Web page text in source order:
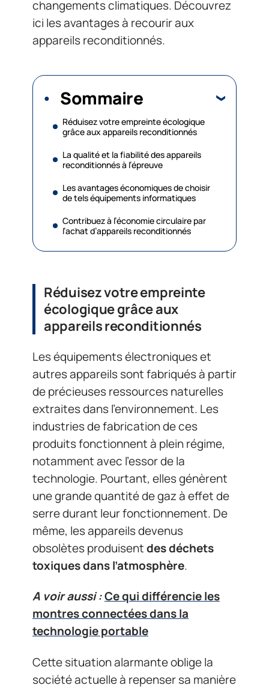
changements climatiques. Découvrez
ici les avantages à recourir aux
appareils reconditionnés.
Sommaire
Réduisez votre empreinte écologique
grâce aux appareils reconditionnés
La qualité et la fiabilité des appareils
reconditionnés à l’épreuve
Les avantages économiques de choisir
de tels équipements informatiques
Contribuez à l’économie circulaire par
l’achat d’appareils reconditionnés
Réduisez votre empreinte
écologique grâce aux
appareils reconditionnés
Les équipements électroniques et
autres appareils sont fabriqués à partir
de précieuses ressources naturelles
extraites dans l’environnement. Les
industries de fabrication de ces
produits fonctionnent à plein régime,
notamment avec l’essor de la
technologie. Pourtant, elles génèrent
une grande quantité de gaz à effet de
serre durant leur fonctionnement. De
même, les appareils devenus
obsolètes produisentdes déchets
toxiques dans l’atmosphère.
A voir aussi :Ce qui différencie les
montres connectées dans la
technologie portable
Cette situation alarmante oblige la
société actuelle à repenser sa manière